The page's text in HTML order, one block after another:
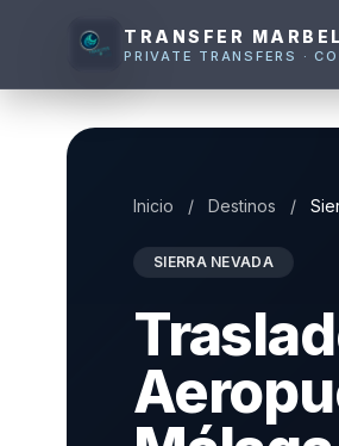
TRANSFER
PRIVATE TRANSFERS ·
Inicio / Destinos /
SIERRA NEVADA